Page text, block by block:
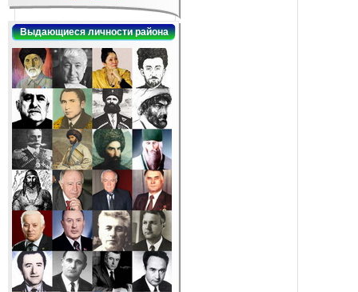
Выдающиеся личности района